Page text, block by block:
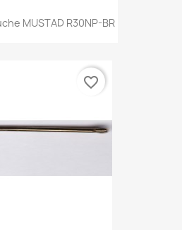
MUSTAD R30NP-BR
favorite_border